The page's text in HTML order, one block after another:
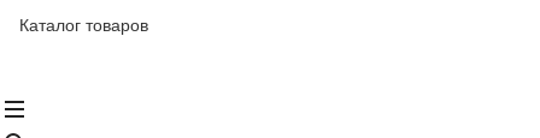
Каталог товаров